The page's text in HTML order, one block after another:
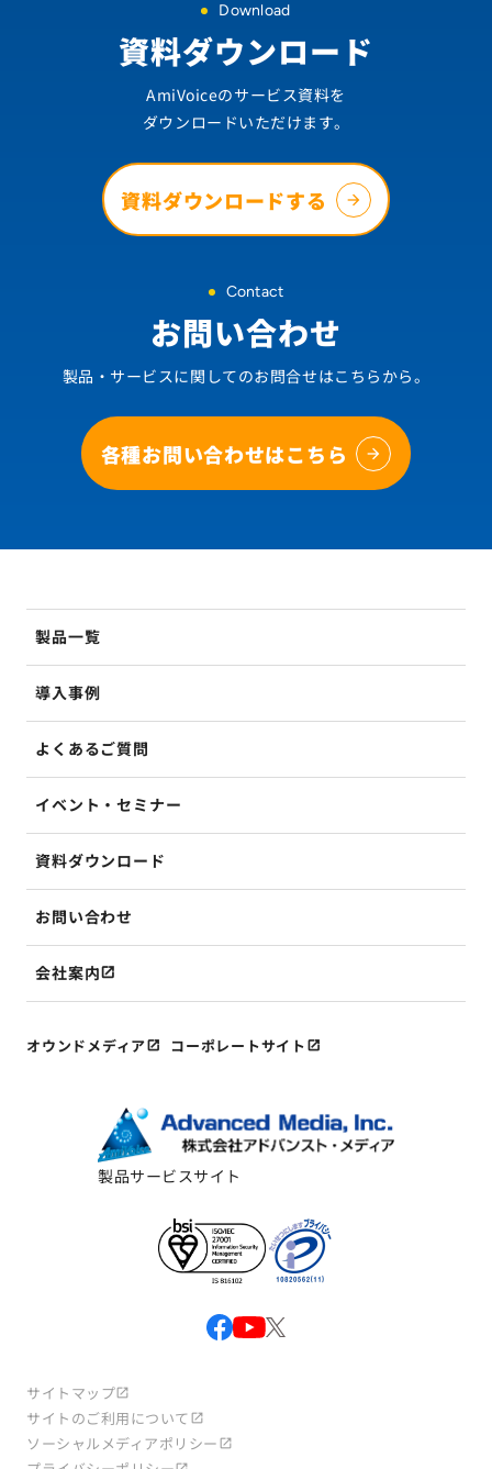
Download
資料ダウンロード
AmiVoiceのサービス資料を
ダウンロードいただけます。
資料ダウンロードする
Contact
お問い合わせ
製品・サービスに関してのお問合せはこちらから。
各種お問い合わせはこちら
製品サービスサイト
製品一覧
導入事例
よくあるご質問
イベント・セミナー
資料ダウンロード
お問い合わせ
会社案内
オウンドメディア コーポレートサイト
サイトマップ
サイトのご利用について
ソーシャルメディアポリシー